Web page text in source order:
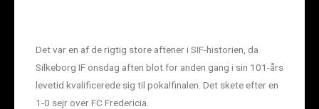
Det var en af de rigtig store aftener i SIF-historien, da
Silkeborg IF onsdag aften blot for anden gang i sin 101-års
levetid kvalificerede sig til pokalfinalen. Det skete efter en
1-0 sejr over FC Fredericia.